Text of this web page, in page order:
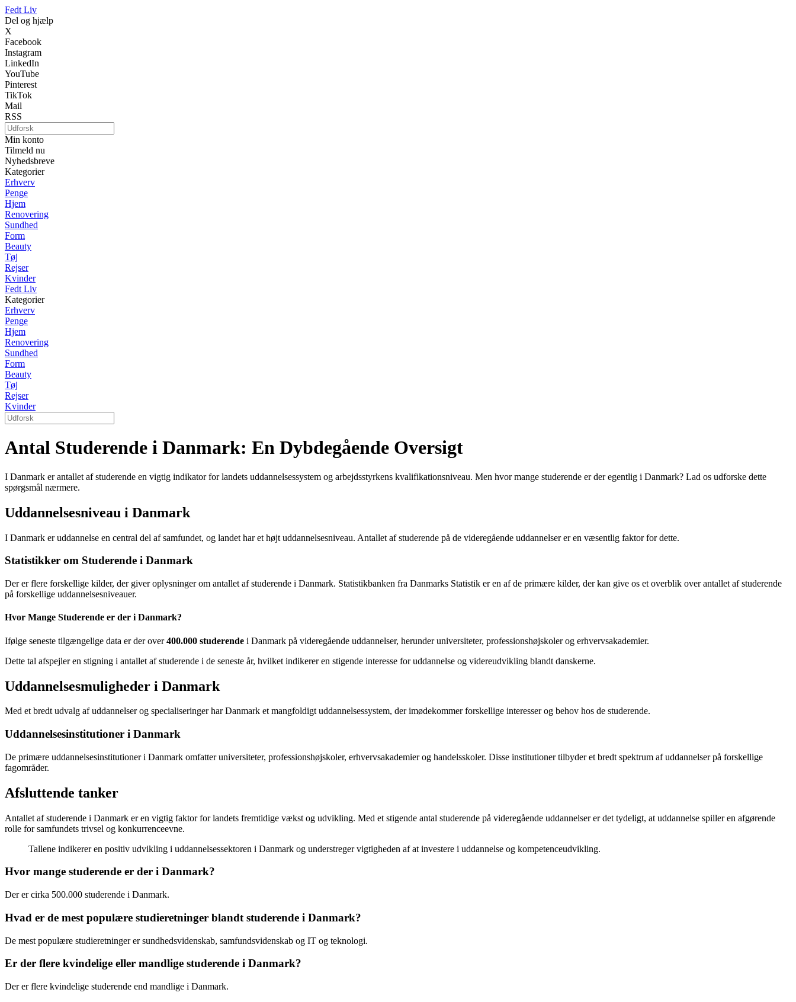
Fedt Liv
Del og hjælp
X
Facebook
Instagram
LinkedIn
YouTube
Pinterest
TikTok
Mail
RSS
Min konto
Tilmeld nu
Nyhedsbreve
Kategorier
Erhverv
Penge
Hjem
Renovering
Sundhed
Form
Beauty
Tøj
Rejser
Kvinder
Fedt Liv
Kategorier
Erhverv
Penge
Hjem
Renovering
Sundhed
Form
Beauty
Tøj
Rejser
Kvinder
Antal Studerende i Danmark: En Dybdegående Oversigt
I Danmark er antallet af studerende en vigtig indikator for landets uddannelsessystem og arbejdsstyrkens kvalifikationsniveau. Men hvor mange studerende er der egentlig i Danmark? Lad os udforske dette
spørgsmål nærmere.
Uddannelsesniveau i Danmark
I Danmark er uddannelse en central del af samfundet, og landet har et højt uddannelsesniveau. Antallet af studerende på de videregående uddannelser er en væsentlig faktor for dette.
Statistikker om Studerende i Danmark
Der er flere forskellige kilder, der giver oplysninger om antallet af studerende i Danmark. Statistikbanken fra Danmarks Statistik er en af de primære kilder, der kan give os et overblik over antallet af studerende
på forskellige uddannelsesniveauer.
Hvor Mange Studerende er der i Danmark?
Ifølge seneste tilgængelige data er der over400.000 studerende i Danmark på videregående uddannelser, herunder universiteter, professionshøjskoler og erhvervsakademier.
Dette tal afspejler en stigning i antallet af studerende i de seneste år, hvilket indikerer en stigende interesse for uddannelse og videreudvikling blandt danskerne.
Uddannelsesmuligheder i Danmark
Med et bredt udvalg af uddannelser og specialiseringer har Danmark et mangfoldigt uddannelsessystem, der imødekommer forskellige interesser og behov hos de studerende.
Uddannelsesinstitutioner i Danmark
De primære uddannelsesinstitutioner i Danmark omfatter universiteter, professionshøjskoler, erhvervsakademier og handelsskoler. Disse institutioner tilbyder et bredt spektrum af uddannelser på forskellige
fagområder.
Afsluttende tanker
Antallet af studerende i Danmark er en vigtig faktor for landets fremtidige vækst og udvikling. Med et stigende antal studerende på videregående uddannelser er det tydeligt, at uddannelse spiller en afgørende
rolle for samfundets trivsel og konkurrenceevne.
Tallene indikerer en positiv udvikling i uddannelsessektoren i Danmark og understreger vigtigheden af at investere i uddannelse og kompetenceudvikling.
Hvor mange studerende er der i Danmark?
Der er cirka 500.000 studerende i Danmark.
Hvad er de mest populære studieretninger blandt studerende i Danmark?
De mest populære studieretninger er sundhedsvidenskab, samfundsvidenskab og IT og teknologi.
Er der flere kvindelige eller mandlige studerende i Danmark?
Der er flere kvindelige studerende end mandlige i Danmark.